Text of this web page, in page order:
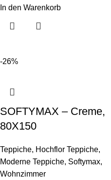
In den Warenkorb
-26%
SOFTYMAX – Creme,
80X150
Teppiche, Hochflor Teppiche,
Moderne Teppiche, Softymax,
Wohnzimmer